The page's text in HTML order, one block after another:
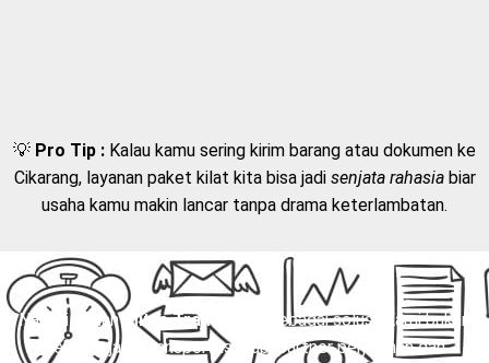
💡 Pro Tip : Kalau kamu sering kirim barang atau dokumen ke
Cikarang, layanan paket kilat kita bisa jadi senjata rahasiabiar
usaha kamu makin lancar tanpa drama keterlambatan.
Nah, di sinilah Mitra Trans
hadir sebagai solusi. Kami bukan
sekadar jasa transportasi, tapi partner perjalanan dan